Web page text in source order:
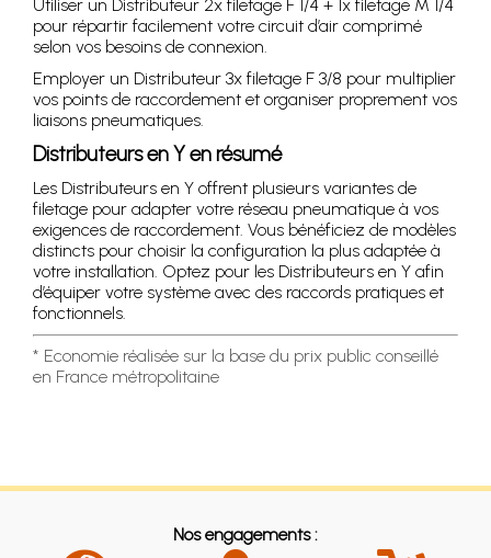
Utiliser un Distributeur 2x filetage F 1/4 + 1x filetage M 1/4
pour répartir facilement votre circuit d’air comprimé
selon vos besoins de connexion.
Employer un Distributeur 3x filetage F 3/8 pour multiplier
vos points de raccordement et organiser proprement vos
liaisons pneumatiques.
Distributeurs en Y en résumé
Les Distributeurs en Y offrent plusieurs variantes de
filetage pour adapter votre réseau pneumatique à vos
exigences de raccordement. Vous bénéficiez de modèles
distincts pour choisir la configuration la plus adaptée à
votre installation. Optez pour les Distributeurs en Y afin
d’équiper votre système avec des raccords pratiques et
fonctionnels.
* Economie réalisée sur la base du prix public conseillé
en France métropolitaine
Nos engagements :